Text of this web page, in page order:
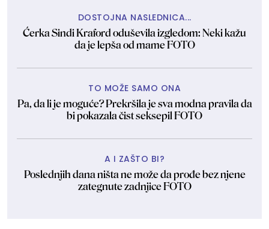
DOSTOJNA NASLEDNICA...
Ćerka Sindi Kraford oduševila izgledom: Neki kažu
da je lepša od mame FOTO
TO MOŽE SAMO ONA
Pa, da li je moguće? Prekršila je sva modna pravila da
bi pokazala čist seksepil FOTO
A I ZAŠTO BI?
Poslednjih dana ništa ne može da prođe bez njene
zategnute zadnjice FOTO